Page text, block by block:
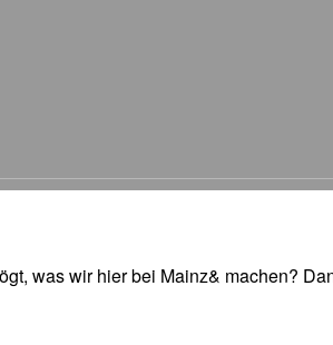
was wir hier bei Mainz& machen?